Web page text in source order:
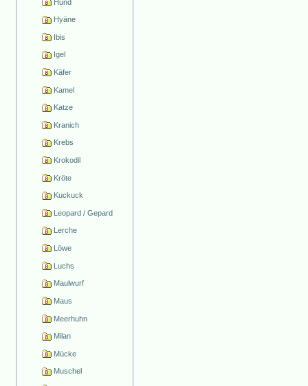
Hund
Hyäne
Ibis
Igel
Käfer
Kamel
Katze
Kranich
Krebs
Krokodil
Kröte
Kuckuck
Leopard / Gepard
Lerche
Löwe
Luchs
Maulwurf
Maus
Meerhuhn
Milan
Mücke
Muschel